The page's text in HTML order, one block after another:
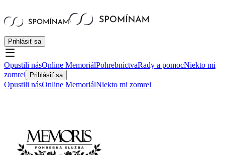
Prihlásiť sa
Opustili násOnline MemoriálPohrebníctvaRady a pomocNiekto mi
zomrel
Prihlásiť sa
Opustili násOnline MemoriálNiekto mi zomrel